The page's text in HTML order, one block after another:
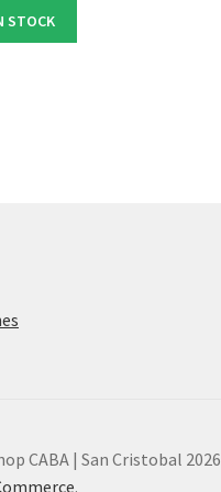
STOCK
CABA | San Cristobal 2026
.